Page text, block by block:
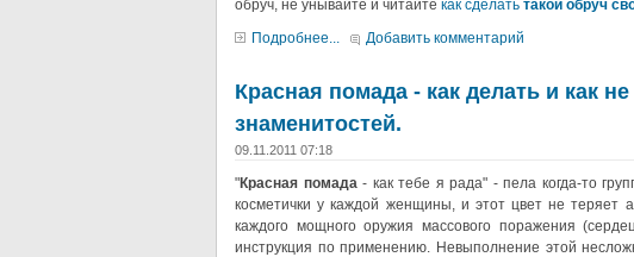
обруч, не унывайте и читайте как сделать такой обруч
Подробнее...
Добавить комментарий
Красная помада - как делать и как
знаменитостей.
09.11.2011 07:18
"Красная помада- как тебе я рада" - пела когда-то
косметички у каждой женщины, и этот цвет не теряет
каждого мощного оружия массового поражения
инструкция по применению. Невыполнение этой